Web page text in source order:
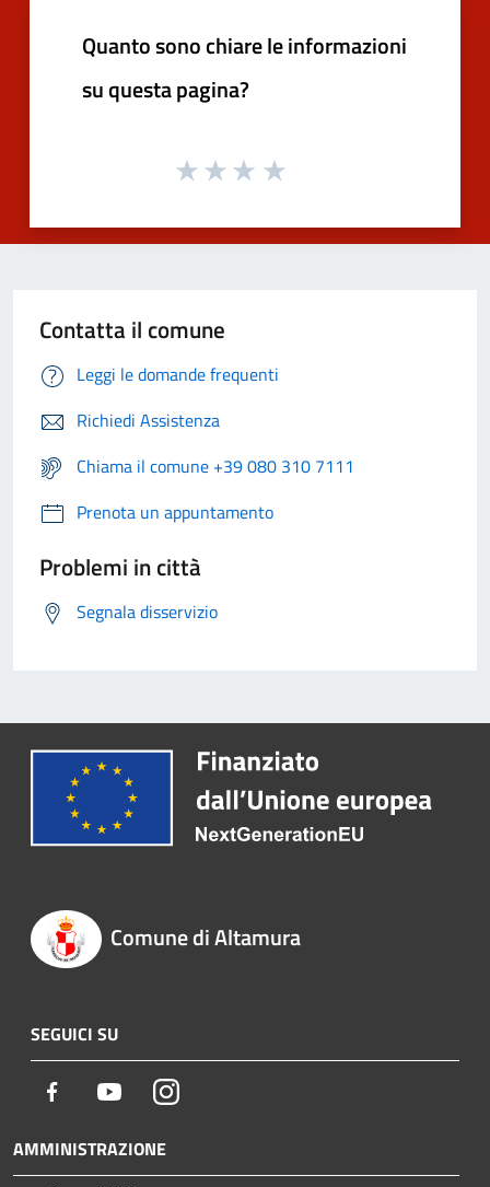
Quanto sono chiare le informazioni
su questa pagina?
Contatta il comune
Leggi le domande frequenti
Richiedi Assistenza
Chiama il comune +39 080 310 7111
Prenota un appuntamento
Problemi in città
Segnala disservizio
Comune di Altamura
SEGUICI SU
Facebook YoutubeInstagram
AMMINISTRAZIONE